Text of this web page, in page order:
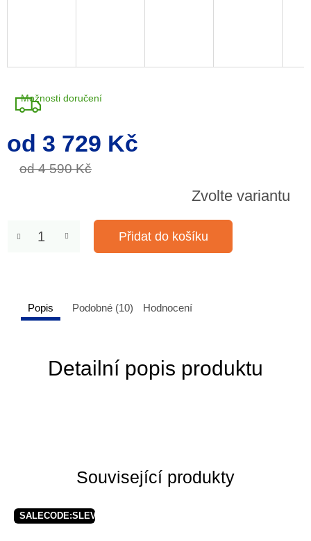
od 4 590 Kč
od 3 729 Kč
Měrná
cena:
Zvolte variantu
Možnosti doručení
Přidat do košíku
Související produkty
SALECODE:SLEVAX5:5:%
Popis Podobné (10) Hodnocení
Detailní popis produktu